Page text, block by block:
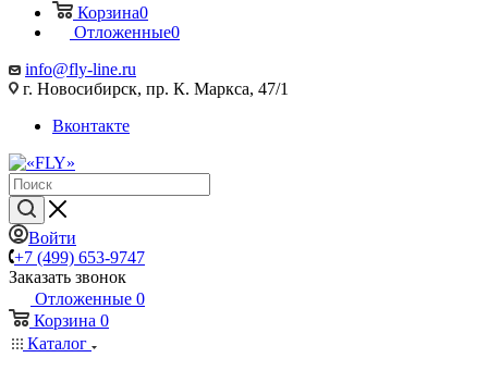
Корзина0
Отложенные0
info@fly-line.ru
г. Новосибирск, пр. К. Маркса, 47/1
Вконтакте
Войти
+7 (499) 653-9747
Заказать звонок
Отложенные 0
Корзина 0
Каталог